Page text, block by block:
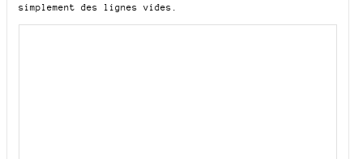
simplement des lignes vides.